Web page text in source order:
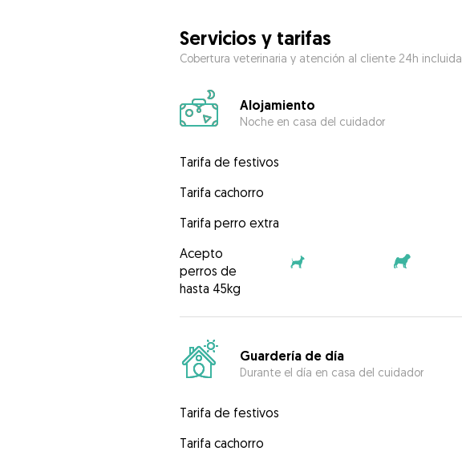
Servicios y tarifas
Cobertura veterinaria y atención al cliente 24h incluida
Alojamiento
Noche en casa del cuidador
Tarifa de festivos
Tarifa cachorro
Tarifa perro extra
Acepto
perros de
hasta 45kg
Guardería de día
Durante el día en casa del cuidador
Tarifa de festivos
Tarifa cachorro